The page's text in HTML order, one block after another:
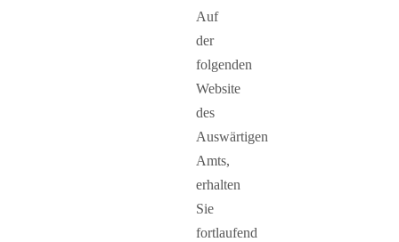
Auf
der
folgenden
Website
des
Auswärtigen
Amts,
erhalten
Sie
fortlaufend